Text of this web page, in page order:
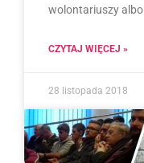
wolontariuszy albo
CZYTAJ WIĘCEJ »
28 listopada 2018